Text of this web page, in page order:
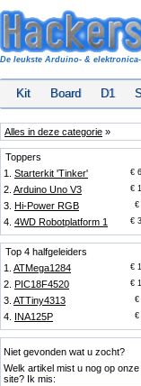
De leukste Arduino- &
Kit Board D1
Alles in deze categorie »
Toppers
1. Starterkit 'Tinker' €
2. Arduino Uno V3 €
3. Hi-Power RGB €
4. 4WD Robotplatform 1 €
Top 4 halfgeleiders
1. ATMega1284 €
2. PIC18F4520 €
3. ATTiny4313 €
4. INA125P €
Niet gevonden wat u zocht?
Welk artikel mist u nog op onze
site? Ik mis: